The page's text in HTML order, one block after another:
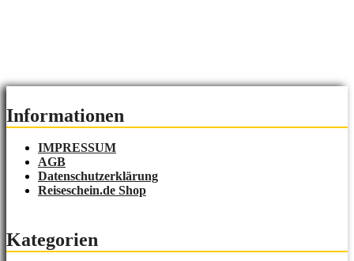
Informationen
IMPRESSUM
AGB
Datenschutzerklärung
Reiseschein.de Shop
Kategorien